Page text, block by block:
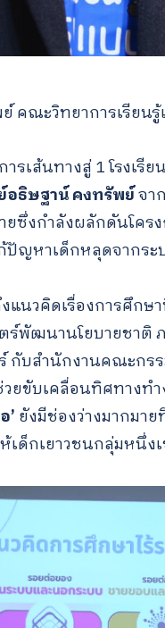
คณะวิทยาการเรียน
รเส้นทางสู่ 1 โรงเ
อธิษฐาน์ คงทรัพย์จา
ยซึ่งกำลังผลักดันโคร
ญหาเด็กหลุดจากระ
แนวคิดเรื่องการศึกษ
พัฒนานโยบายชาติ
กับสำนักงานคณะกร
ยขับเคลื่อนทิศทางท
’ ยังมีช่องว่างมากมา
เด็กเยาวชนกลุ่มหนึ่